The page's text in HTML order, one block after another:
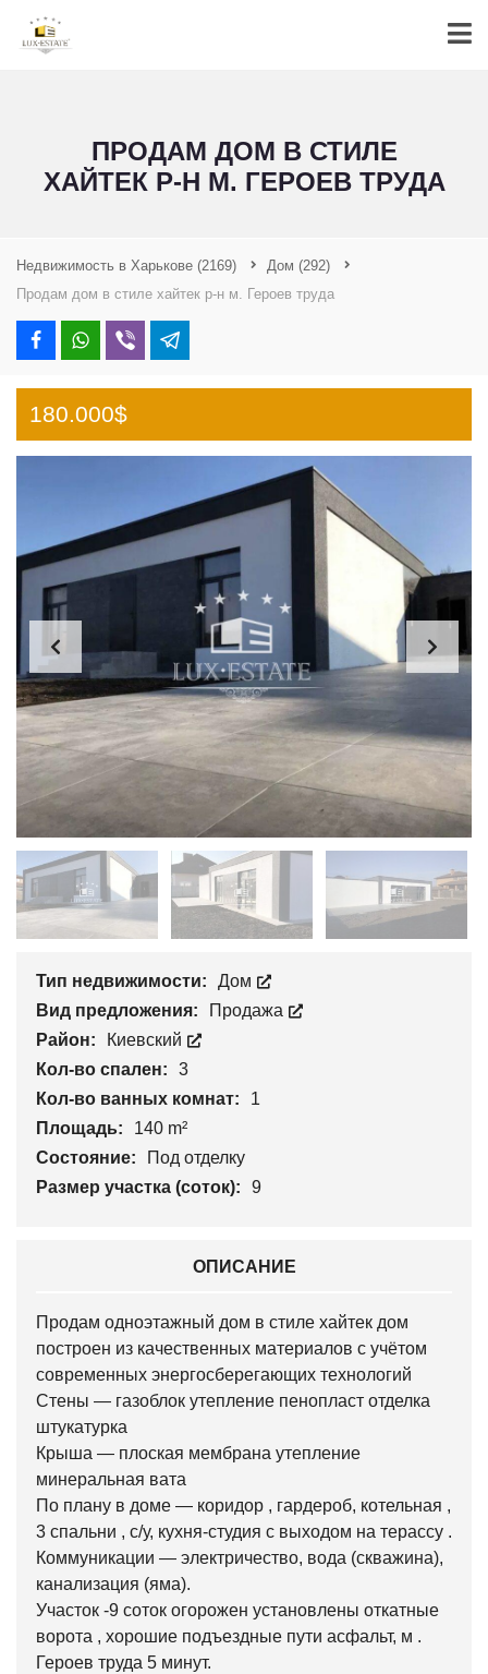
ПРОДАМ ДОМ В СТИЛЕ
ХАЙТЕК Р-Н М. ГЕРОЕВ ТРУДА
Недвижимость в Харькове (2169) Дом (292)
Продам дом в стиле хайтек р-н м. Героев труда
180.000$
Тип недвижимости:
Дом
Вид предложения:
Продажа
Район:
Киевский
Кол-во спален:
3
Кол-во ванных комнат:
1
Площадь:
140 m²
Состояние:
Под отделку
Размер участка (соток):
9
ОПИСАНИЕ
Продам одноэтажный дом в стиле хайтек дом
построен из качественных материалов с учётом
современных энергосберегающих технологий
Стены — газоблок утепление пенопласт отделка
штукатурка
Крыша — плоская мембрана утепление
минеральная вата
По плану в доме — коридор , гардероб, котельная ,
3 спальни , с/у, кухня-студия с выходом на терассу .
Коммуникации — электричество, вода (скважина),
канализация (яма).
Участок -9 соток огорожен установлены откатные
ворота , хорошие подъездные пути асфальт, м .
Героев труда 5 минут.